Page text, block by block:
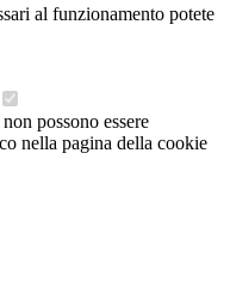
al funzionamento potete
possono essere
nella pagina della cookie